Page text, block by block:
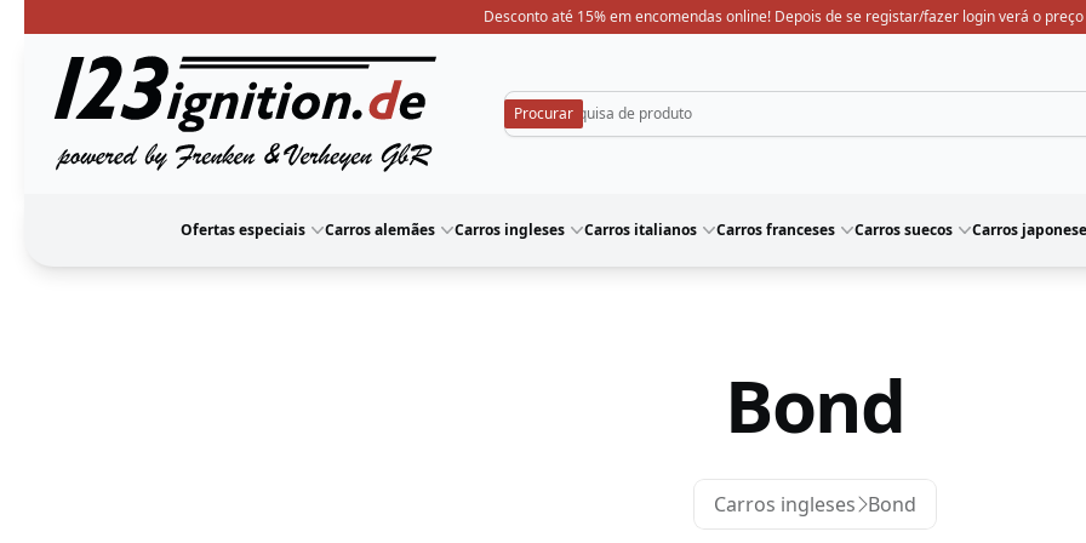
Desconto até 15% em encomendas online! Depois de se registar/fazer login verá o
123ignition
Ofertas especiais Carros alemães Carros ingleses Carros italianos Carros franceses Carros suecos Carros
Bond
Carros ingleses Bond